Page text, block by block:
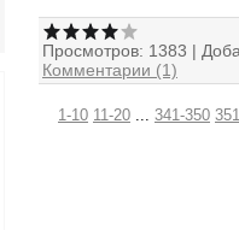
Просмотров: 1383 |
Комментарии (1)
1-10 11-20 ... 341-350